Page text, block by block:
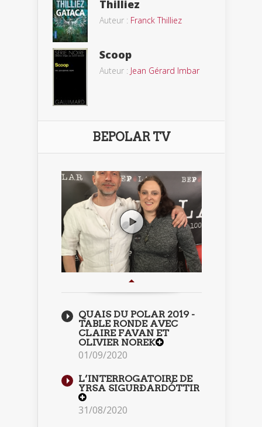
Thilliez
Auteur : Franck Thilliez
Scoop
Auteur : Jean Gérard Imbar
BEPOLAR TV
QUAIS DU POLAR 2019 -
TABLE RONDE AVEC
CLAIRE FAVAN ET
OLIVIER NOREK
01/09/2020
L’INTERROGATOIRE DE
YRSA SIGURÐARDÓTTIR
31/08/2020